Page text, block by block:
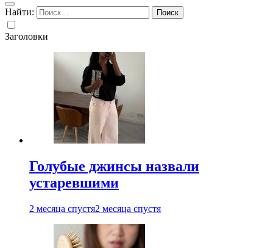
Найти:
Заголовки
Голубые джинсы назвали
устаревшими
2 месяца спустя2 месяца спустя